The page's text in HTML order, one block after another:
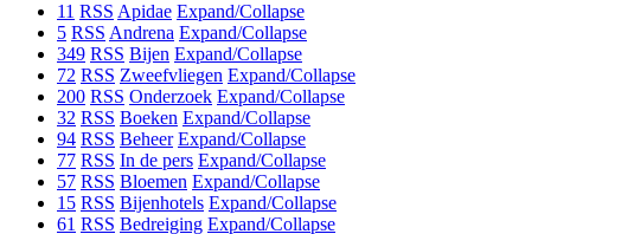
11 RSS Apidae Expand/Collapse
5 RSS Andrena Expand/Collapse
349 RSS Bijen Expand/Collapse
72 RSS Zweefvliegen Expand/Collapse
200 RSS Onderzoek Expand/Collapse
32 RSS Boeken Expand/Collapse
94 RSS Beheer Expand/Collapse
77 RSS In de pers Expand/Collapse
57 RSS Bloemen Expand/Collapse
15 RSS Bijenhotels Expand/Collapse
61 RSS Bedreiging Expand/Collapse